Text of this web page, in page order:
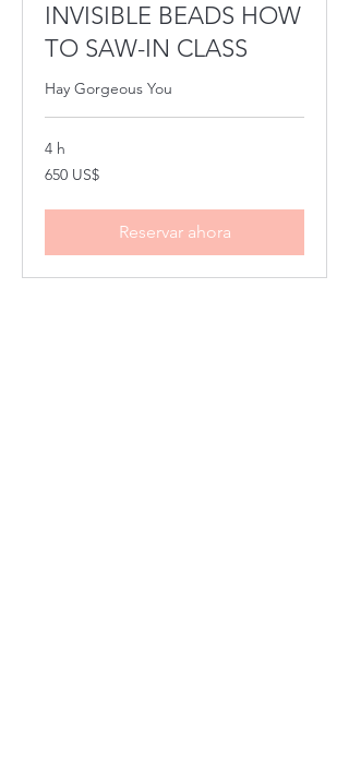
INVISIBLE BEADS HOW
TO SAW-IN CLASS
Hay Gorgeous You
4 h
650
dólares
650 US$
Reservar ahora